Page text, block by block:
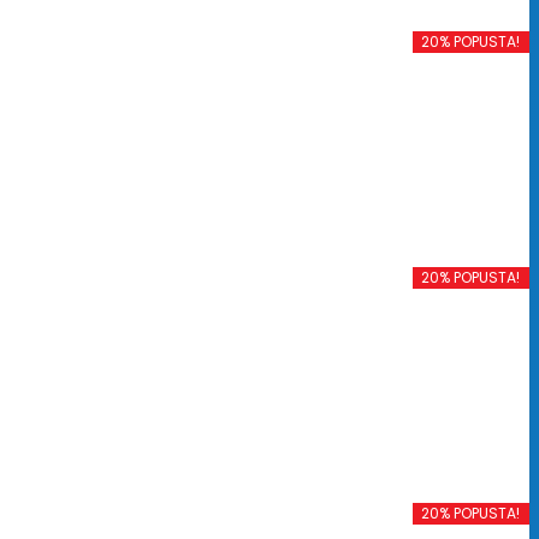
20% POPUSTA!
20% POPUSTA!
20% POPUSTA!